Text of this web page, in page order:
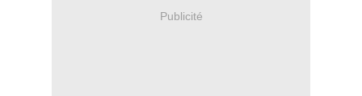
Publicité